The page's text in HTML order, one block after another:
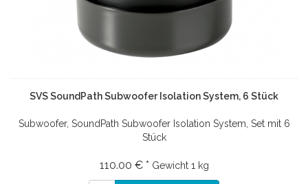
SVS SoundPath Subwoofer Isolation System, 6 Stück
Subwoofer, SoundPath Subwoofer Isolation System, Set mit 6
Stück
110.00 € * Gewicht 1 kg